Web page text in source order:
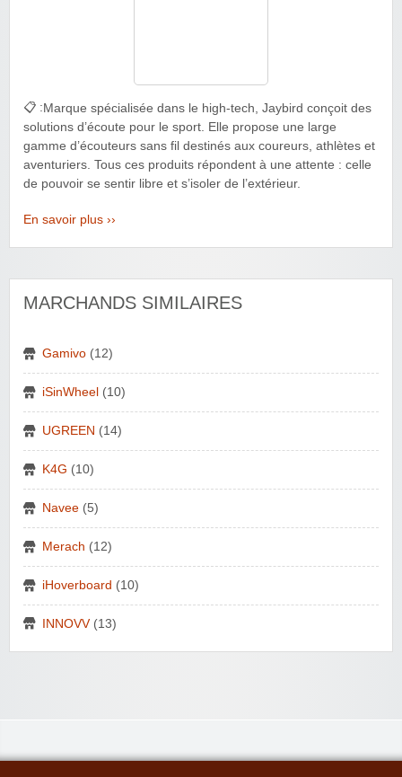
📋 : Marque spécialisée dans le high-tech, Jaybird conçoit des
solutions d’écoute pour le sport. Elle propose une large
gamme d’écouteurs sans fil destinés aux coureurs, athlètes et
aventuriers. Tous ces produits répondent à une attente : celle
de pouvoir se sentir libre et s’isoler de l’extérieur.
En savoir plus ››
MARCHANDS SIMILAIRES
Gamivo (12)
iSinWheel (10)
UGREEN (14)
K4G (10)
Navee (5)
Merach (12)
iHoverboard (10)
INNOVV(13)